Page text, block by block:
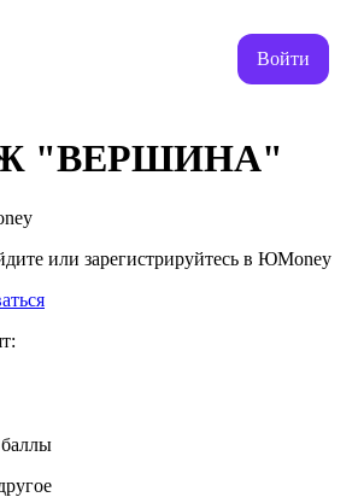
Войти
"ВЕРШИНА"
или зарегистрируйтесь в ЮMoney
баллы